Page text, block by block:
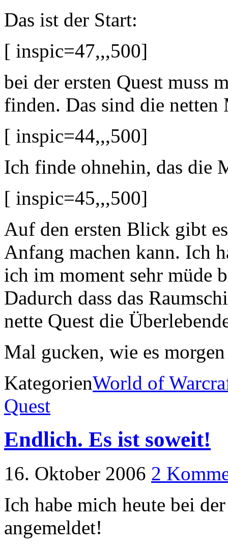
Das ist der Start:
[ inspic=47,,,500]
bei der ersten Quest muss
finden. Das sind die netten
[ inspic=44,,,500]
Ich finde ohnehin, das die
[ inspic=45,,,500]
Auf den ersten Blick gibt
Anfang machen kann. Ich
ich im moment sehr müde
Dadurch dass das
nette Quest die
Mal gucken, wie es
KategorienWorld of
Quest
Endlich. Es ist soweit!
16. Oktober 2006 2
Ich habe mich heute bei
angemeldet!